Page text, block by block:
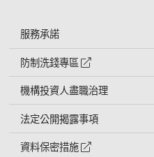
服務承諾
防制洗錢專區
外網連結符號
機構投資人盡職治理
法定公開揭露事項
資料保密措施
外網連結符號